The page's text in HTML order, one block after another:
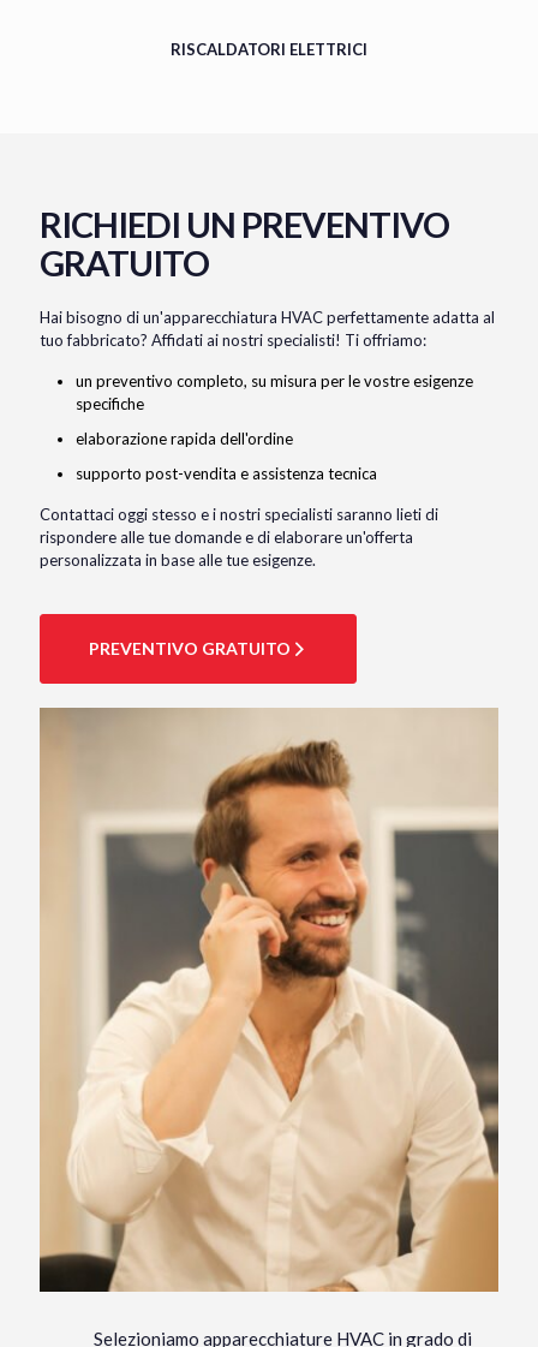
RISCALDATORI ELETTRICI
RICHIEDI UN PREVENTIVO
GRATUITO
Hai bisogno di un'apparecchiatura HVAC perfettamente adatta al
tuo fabbricato? Affidati ai nostri specialisti! Ti offriamo:
un preventivo completo, su misura per le vostre esigenze
specifiche
elaborazione rapida dell'ordine
supporto post-vendita e assistenza tecnica
Contattaci oggi stesso e i nostri specialisti saranno lieti di
rispondere alle tue domande e di elaborare un'offerta
personalizzata in base alle tue esigenze.
PREVENTIVO GRATUITO
Selezioniamo apparecchiature HVAC in grado di